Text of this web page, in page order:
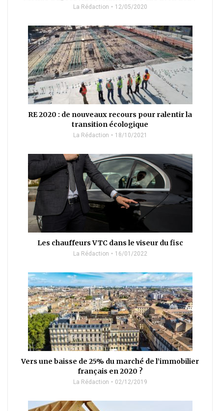
La Rédaction 12/05/2020
RE 2020 : de nouveaux recours pour ralentir la
transition écologique
La Rédaction 18/10/2021
Les chauffeurs VTC dans le viseur du fisc
La Rédaction 16/01/2022
Vers une baisse de 25% du marché de l’immobilier
français en 2020 ?
La Rédaction 02/12/2019